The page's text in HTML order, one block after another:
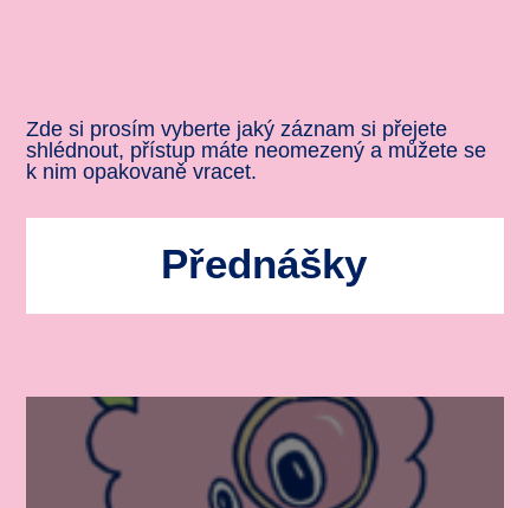
Zde si prosím vyberte jaký záznam si přejete
shlédnout, přístup máte neomezený a můžete se
k nim opakovaně vracet.
Přednášky